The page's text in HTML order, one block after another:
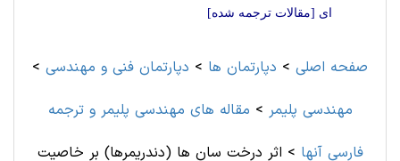
ای [مقالات ترجمه شده]
صفحه اصلی > دپارتمان ها > دپارتمان فنی و مهندسی >
مهندسی پليمر > مقاله های مهندسی پليمر و ترجمه
فارسی آنها > اثر درخت سان ها (دندریمرها) بر خاصیت